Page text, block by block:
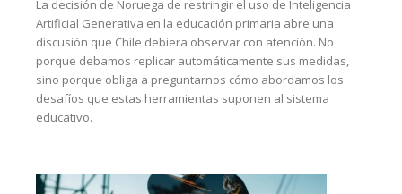
La decisión de Noruega de restringir el uso de Inteligencia
Artificial Generativa en la educación primaria abre una
discusión que Chile debiera observar con atención. No
porque debamos replicar automáticamente sus medidas,
sino porque obliga a preguntarnos cómo abordamos los
desafíos que estas herramientas suponen al sistema
educativo.